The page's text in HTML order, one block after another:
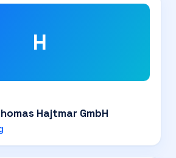
H
Hajtmar GmbH